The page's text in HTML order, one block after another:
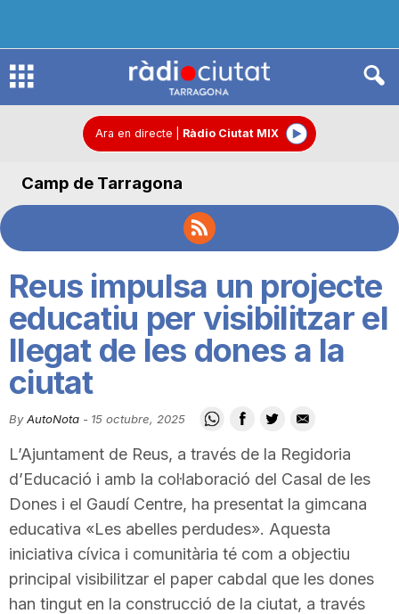
R
d
o
C
i
u
t
a
Ara en directe Ràdio Ciutat MIX
Camp de Tarragona
Reus impulsa un projecte
educatiu per visibilitzar el
llegat de les dones a la
ciutat
By AutoNota - 15 octubre, 2025
L’Ajuntament de Reus, a través de la Regidoria
d’Educació i amb la col·laboració del Casal de les
Dones i el Gaudí Centre, ha presentat la gimcana
educativa «Les abelles perdudes». Aquesta
iniciativa cívica i comunitària té com a objectiu
principal visibilitzar el paper cabdal que les dones
han tingut en la construcció de la ciutat, a través